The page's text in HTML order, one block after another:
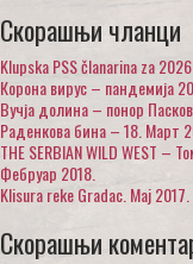
Скорашњи чланци
Klupska PSS članarina za
Корона вирус – пандемија
Вучја долина – понор
Раденкова бина – 18. Март
THE SERBIAN WILD WEST –
Фебруар 2018.
Klisura reke Gradac. Maj 2017.
Скорашњи